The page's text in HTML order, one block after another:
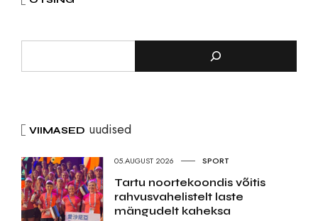
VIIMASED uudised
05.AUGUST 2026 SPORT
Tartu noortekoondis võitis
rahvusvahelistelt laste
mängudelt kaheksa